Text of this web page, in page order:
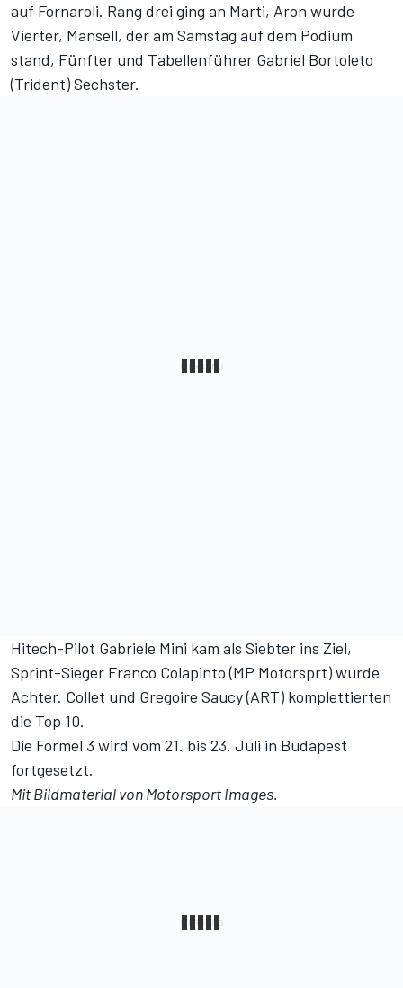
auf Fornaroli. Rang drei ging an Marti, Aron wurde
Vierter, Mansell, der am Samstag auf dem Podium
stand, Fünfter und Tabellenführer Gabriel Bortoleto
(Trident) Sechster.
Hitech-Pilot Gabriele Mini kam als Siebter ins Ziel,
Sprint-Sieger Franco Colapinto (MP Motorsprt) wurde
Achter. Collet und Gregoire Saucy (ART) komplettierten
die Top 10.
Die Formel 3 wird vom 21. bis 23. Juli in Budapest
fortgesetzt.
Mit Bildmaterial von Motorsport Images.